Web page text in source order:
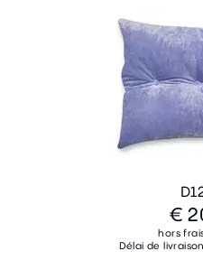
€
hors
Délai de